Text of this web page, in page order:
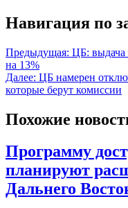
Навигация по
Предыдущая: ЦБ: выдача
на 13%
Далее: ЦБ намерен
которые берут комиссии
Похожие
Программу
планируют
Дальнего